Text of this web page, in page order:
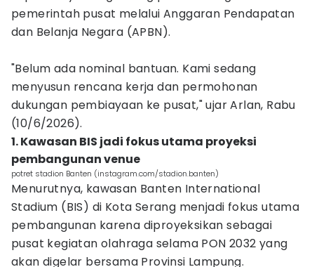
pemerintah pusat melalui Anggaran Pendapatan
dan Belanja Negara (APBN).
"Belum ada nominal bantuan. Kami sedang
menyusun rencana kerja dan permohonan
dukungan pembiayaan ke pusat," ujar Arlan, Rabu
(10/6/2026).
1. Kawasan BIS jadi fokus utama proyeksi
pembangunan venue
potret stadion Banten (instagram.com/stadion.banten)
Menurutnya, kawasan Banten International
Stadium (BIS) di Kota Serang menjadi fokus utama
pembangunan karena diproyeksikan sebagai
pusat kegiatan olahraga selama PON 2032 yang
akan digelar bersama Provinsi Lampung.